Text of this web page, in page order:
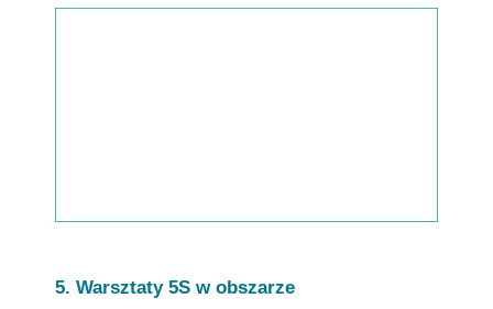
5. Warsztaty 5S w obszarze